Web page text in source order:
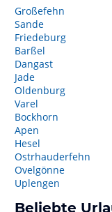
Großefehn
Sande
Friedeburg
Barßel
Dangast
Jade
Oldenburg
Varel
Bockhorn
Apen
Hesel
Ostrhauderfehn
Ovelgönne
Uplengen
Beliebte